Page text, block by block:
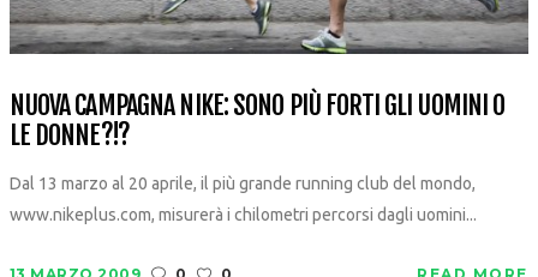
NUOVA CAMPAGNA NIKE: SONO PIÙ FORTI GLI UOMINI O
LE DONNE?!?
Dal 13 marzo al 20 aprile, il più grande running club del mondo,
www.nikeplus.com, misurerà i chilometri percorsi dagli uomini...